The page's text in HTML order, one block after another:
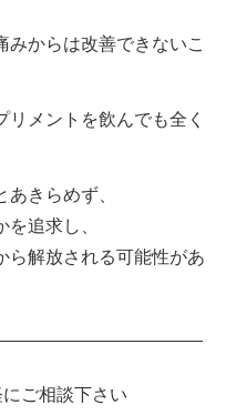
みからは改善できないこ
リメントを飲んでも全く
きらめず、
追求し、
ら解放される可能性があ
ご相談下さい